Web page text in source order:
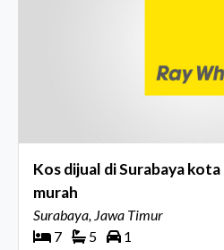
Kos dijual di Surabaya
murah
Surabaya, Jawa Timur
7
5 1